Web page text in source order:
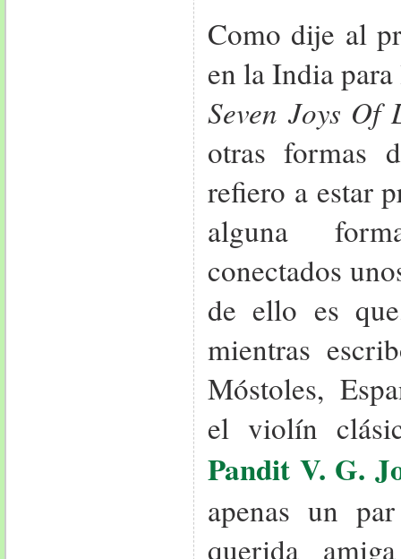
Como dije al
en la India
Seven Joys Of
otras formas
refiero a estar
alguna
conectados
de ello es
mientras
Móstoles,
el violín
Pandit V. G.
apenas un
querida